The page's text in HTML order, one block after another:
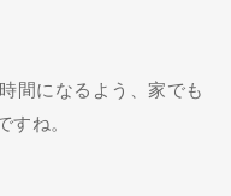
間になるよう、家でも
すね。